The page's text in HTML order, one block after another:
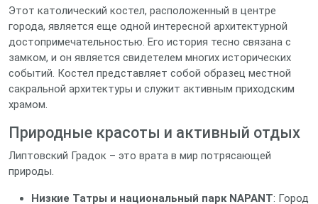
Этот католический костел, расположенный в центре
города, является еще одной интересной архитектурной
достопримечательностью. Его история тесно связана с
замком, и он является свидетелем многих исторических
событий. Костел представляет собой образец местной
сакральной архитектуры и служит активным приходским
храмом.
Природные красоты и активный отдых
Липтовский Градок – это врата в мир потрясающей
природы.
Низкие Татры и национальный парк NAPANT: Город